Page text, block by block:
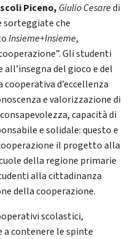
Piceno, Giulio Cesaredi
sorteggiate che
Insieme+Insieme,
Gli studenti
del gioco e del
d’eccellenza
e valorizzazione di
capacità di
e solidale: questo e
il progetto alla
della regione primarie
alla cittadinanza
della cooperazione.
scolastici,
a contenere le spinte